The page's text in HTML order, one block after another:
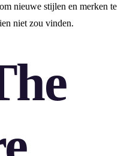
nieuwe stijlen en merken te
niet zou vinden.